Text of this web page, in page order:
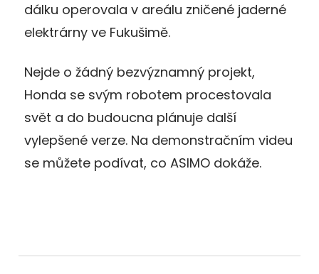
dálku operovala v areálu zničené jaderné
elektrárny ve Fukušimě.
Nejde o žádný bezvýznamný projekt,
Honda se svým robotem procestovala
svět a do budoucna plánuje další
vylepšené verze. Na demonstračním videu
se můžete podívat, co ASIMO dokáže.